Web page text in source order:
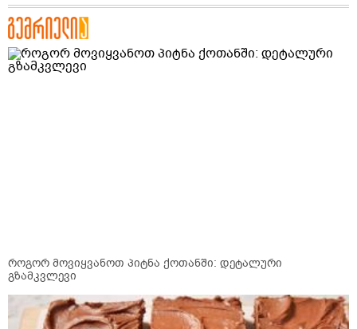
როგორ მოვიყვანოთ პიტნა ქოთანში: დეტალური
გზამკვლევი